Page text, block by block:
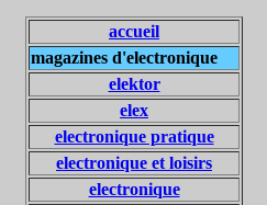
accueil
magazines d'electronique
elektor
elex
electronique pratique
electronique et loisirs
electronique